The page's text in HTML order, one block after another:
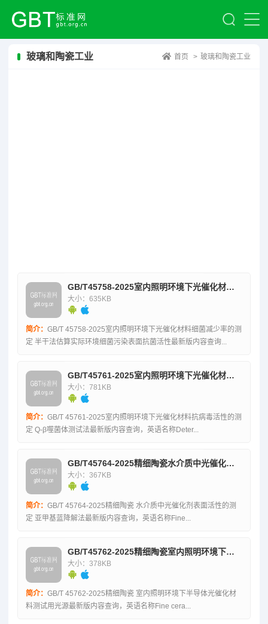
玻璃和陶瓷工业 首页 > 玻璃和陶瓷工业
GB/T45758-2025室内照明环境下光催化材料细菌减少率的测定半干法估算实际环境细菌污染表面抗菌活性
大小：635KB
简介： GB/T 45758-2025室内照明环境下光催化材料细菌减少率的测
定 半干法估算实际环境细菌污染表面抗菌活性最新版内容查询...
GB/T45761-2025室内照明环境下光催化材料抗病毒活性的测定Q-β噬菌体测试法
大小：781KB
简介： GB/T 45761-2025室内照明环境下光催化材料抗病毒活性的测
定 Q-β噬菌体测试法最新版内容查询，英语名称Deter...
GB/T45764-2025精细陶瓷水介质中光催化剂表面活性的测定亚甲基蓝降解法
大小：367KB
简介： GB/T 45764-2025精细陶瓷 水介质中光催化剂表面活性的测
定 亚甲基蓝降解法最新版内容查询，英语名称Fine...
GB/T45762-2025精细陶瓷室内照明环境下半导体光催化材料测试用光源
大小：378KB
简介： GB/T 45762-2025精细陶瓷 室内照明环境下半导体光催化材
料测试用光源最新版内容查询，英语名称Fine cera...